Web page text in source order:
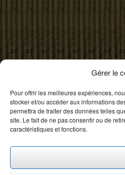
Gérer le
Pour offrir les meilleures expériences,
stocker et/ou accéder aux informations
permettra de traiter des données telles
site. Le fait de ne pas consentir ou de
caractéristiques et fonctions.